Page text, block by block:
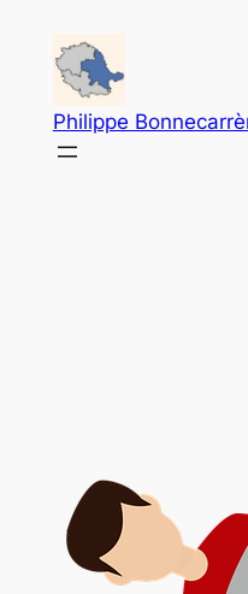
contenu
Philippe